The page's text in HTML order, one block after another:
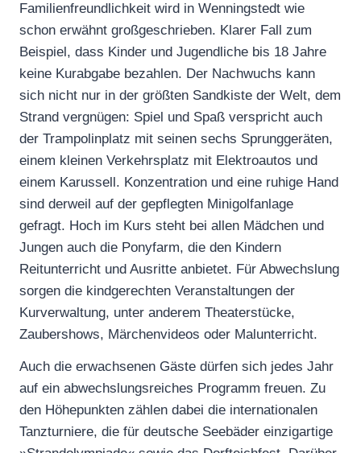
Familienfreundlichkeit wird in Wenningstedt wie
schon erwähnt großgeschrieben. Klarer Fall zum
Beispiel, dass Kinder und Jugendliche bis 18 Jahre
keine Kurabgabe bezahlen. Der Nachwuchs kann
sich nicht nur in der größten Sandkiste der Welt, dem
Strand vergnügen: Spiel und Spaß verspricht auch
der Trampolinplatz mit seinen sechs Sprunggeräten,
einem kleinen Verkehrsplatz mit Elektroautos und
einem Karussell. Konzentration und eine ruhige Hand
sind derweil auf der gepflegten Minigolfanlage
gefragt. Hoch im Kurs steht bei allen Mädchen und
Jungen auch die Ponyfarm, die den Kindern
Reitunterricht und Ausritte anbietet. Für Abwechslung
sorgen die kindgerechten Veranstaltungen der
Kurverwaltung, unter anderem Theaterstücke,
Zaubershows, Märchenvideos oder Malunterricht.
Auch die erwachsenen Gäste dürfen sich jedes Jahr
auf ein abwechslungsreiches Programm freuen. Zu
den Höhepunkten zählen dabei die internationalen
Tanzturniere, die für deutsche Seebäder einzigartige